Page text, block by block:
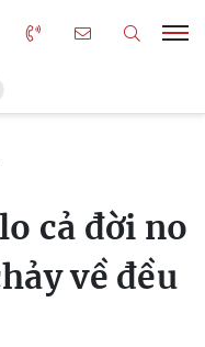
cả đời no
về đều